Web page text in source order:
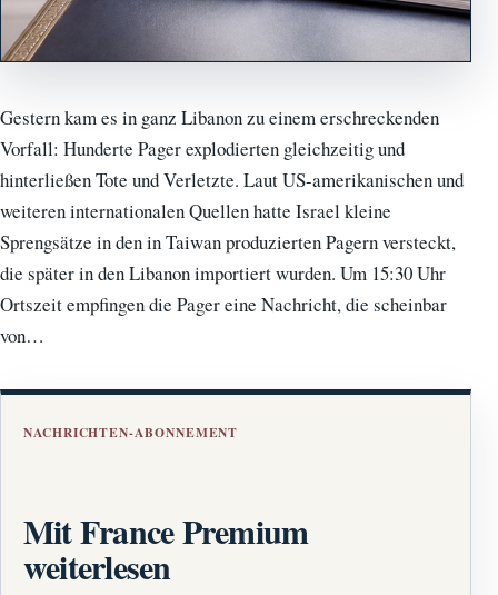
Gestern kam es in ganz Libanon zu einem erschreckenden
Vorfall: Hunderte Pager explodierten gleichzeitig und
hinterließen Tote und Verletzte. Laut US-amerikanischen und
weiteren internationalen Quellen hatte Israel kleine
Sprengsätze in den in Taiwan produzierten Pagern versteckt,
die später in den Libanon importiert wurden. Um 15:30 Uhr
Ortszeit empfingen die Pager eine Nachricht, die scheinbar
von…
NACHRICHTEN-ABONNEMENT
Mit France Premium
weiterlesen